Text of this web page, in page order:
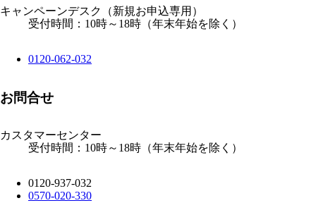
キャンペーンデスク
（新規お申込専用）
受付時間：10時～18時（年末年始を除く）
0120-062-032
お問合せ
カスタマーセンター
受付時間：10時～18時（年末年始を除く）
0120-937-032
0570-020-330